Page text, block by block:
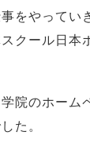
をやってい
クール日本
院のホーム
た。